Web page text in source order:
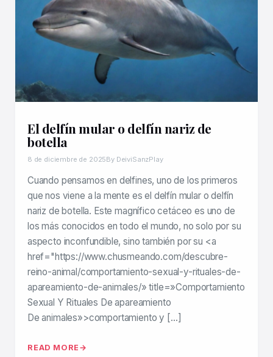
El delfín mular o delfín nariz de
botella
8 de diciembre de 2025By DeiviSanzPlay
Cuando pensamos en delfines, uno de los primeros
que nos viene a la mente es el delfín mular o delfín
nariz de botella. Este magnífico cetáceo es uno de
los más conocidos en todo el mundo, no solo por su
aspecto inconfundible, sino también por su <a
href="https://www.chusmeando.com/descubre-
reino-animal/comportamiento-sexual-y-rituales-de-
apareamiento-de-animales/» title=»Comportamiento
Sexual Y Rituales De apareamiento
De animales»>comportamiento y […]
READ MORE